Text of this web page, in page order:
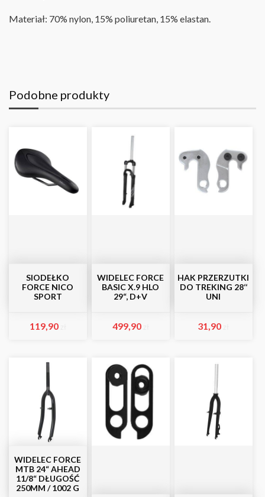
Materiał: 70% nylon, 15% poliuretan, 15% elastan.
Podobne produkty
SIODEŁKO
FORCE NICO
SPORT
119,90
WIDELEC FORCE
BASIC X.9 HLO
29“, D+V
499,90
HAK PRZERZUTKI
DO TREKING 28‘‘
UNI
31,90
WIDELEC FORCE
MTB 24“ AHEAD
11/8“ DŁUGOŚĆ
250MM / 1002 G